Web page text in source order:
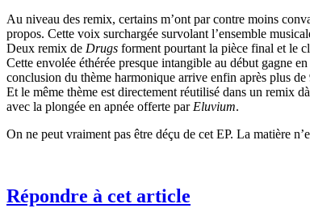
Au niveau des remix, certains m’ont par contre moins
propos. Cette voix surchargée survolant l’ensemble
Deux remix de Drugs forment pourtant la pièce final et le
Cette envolée éthérée presque intangible au début gagne
conclusion du thème harmonique arrive enfin après plus de
Et le même thème est directement réutilisé dans un remix
avec la plongée en apnée offerte par Eluvium.
On ne peut vraiment pas être déçu de cet EP. La matière
Répondre à cet article